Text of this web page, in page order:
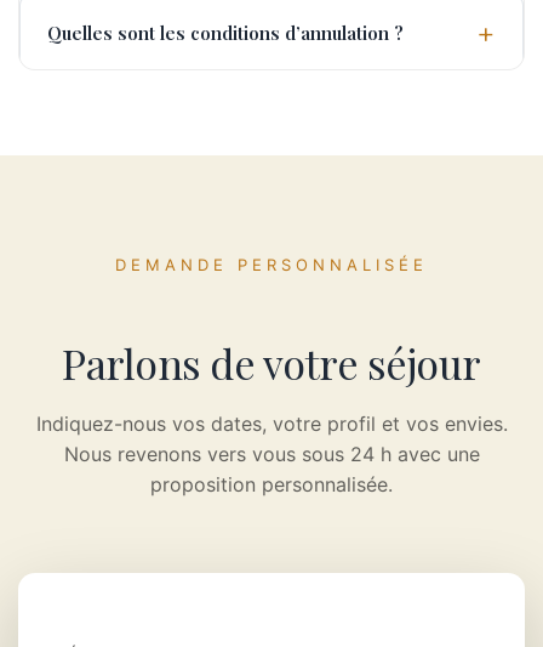
Quelles sont les conditions d’annulation ?
DEMANDE PERSONNALISÉE
Parlons de votre séjour
Indiquez-nous vos dates, votre profil et vos envies.
Nous revenons vers vous sous 24 h avec une
proposition personnalisée.